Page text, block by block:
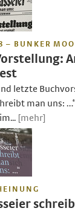
– BUNKER
letzte
man uns:
[mehr]